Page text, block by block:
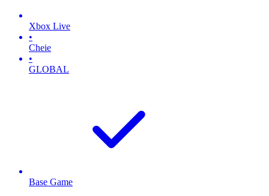
Xbox Live
•
Cheie
•
GLOBAL
Base Game